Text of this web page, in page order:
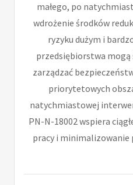
małego, po
wdrożenie środków
ryzyku dużym i
przedsiębiorstwa
zarządzać
priorytetowych
natychmiastowej
PN-N-18002 wspiera
pracy i minimalizowanie